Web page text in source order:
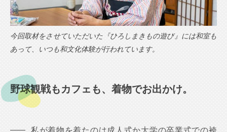
今回取材をさせていただいた『ひろしまきもの遊び』には和室も
あって、いつも和文化体験が行われています。
野球観戦もカフェも、着物でお出かけ。
私が着物を着たのは成人式か大学の卒業式での袴